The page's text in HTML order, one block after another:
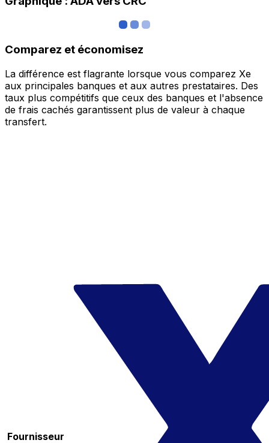
Comparez et économisez
La différence est flagrante lorsque vous comparez Xe
aux principales banques et aux autres prestataires. Des
taux plus compétitifs que ceux des banques et l'absence
de frais cachés garantissent plus de valeur à chaque
transfert.
Fournisseur